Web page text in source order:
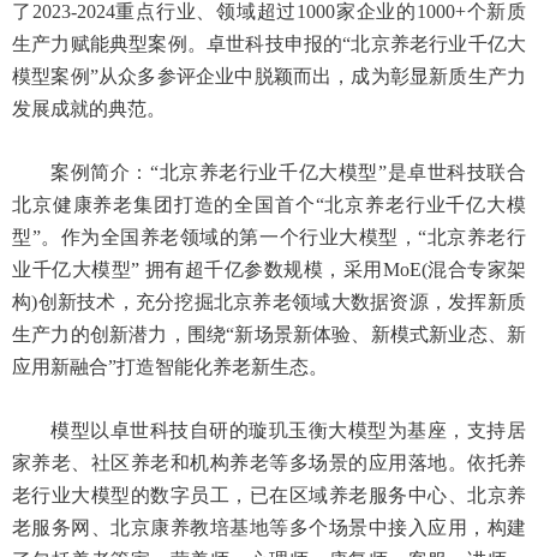
了2023-2024重点行业、领域超过1000家企业的1000+个新质
生产力赋能典型案例。卓世科技申报的“北京养老行业千亿大
模型案例”从众多参评企业中脱颖而出，成为彰显新质生产力
发展成就的典范。
案例简介：“北京养老行业千亿大模型”是卓世科技联合
北京健康养老集团打造的全国首个“北京养老行业千亿大模
型”。作为全国养老领域的第一个行业大模型，“北京养老行
业千亿大模型” 拥有超千亿参数规模，采用MoE(混合专家架
构)创新技术，充分挖掘北京养老领域大数据资源，发挥新质
生产力的创新潜力，围绕“新场景新体验、新模式新业态、新
应用新融合”打造智能化养老新生态。
模型以卓世科技自研的璇玑玉衡大模型为基座，支持居
家养老、社区养老和机构养老等多场景的应用落地。依托养
老行业大模型的数字员工，已在区域养老服务中心、北京养
老服务网、北京康养教培基地等多个场景中接入应用，构建